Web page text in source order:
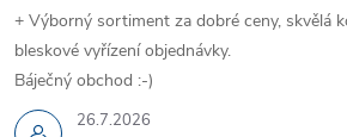
26.7.2026
+ Výborný sortiment za dobré ceny, skvělá
bleskové vyřízení objednávky.
Báječný obchod :-)